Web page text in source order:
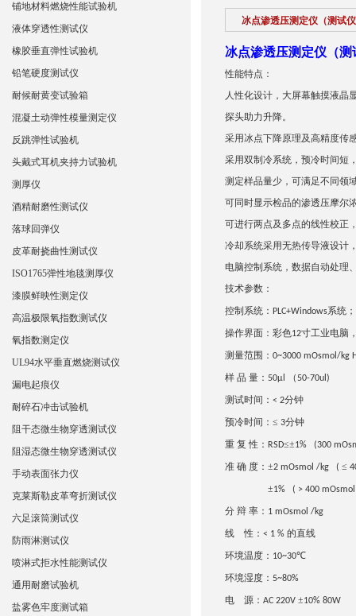
冰点渗透压测定仪（测试
冰点渗透压测定仪（测
性能特点：
人性化设计，大屏幕触摸液晶
探头助力升降。
采用冰点下降原理及高精度传
采用双制冷系统，预冷时间短
测定样品量少，可满足不同领
可同时显示检品的渗透压摩尔
可进行两点及多点的线性校正
冷却系统采用无热传导液设计
电脑控制 系统，数据自动处理
技术参数：
控制系统： PLC+Windows系统；
操作界面：彩色12寸工业电脑
测量范围： 0~3000 mOsmol/kg
样 品 量： 50µl （50-70ul)
测试时间： < 2分钟
预冷时间：≤ 3分钟
重 复 性： RSD≤±1% (300
准 确 度：±2 mOsmol /kg ( ≤
±1% ( > 400
分 辩 率： 1 mOsmol /kg
线 性： < 1 % 的直线
环境温度： 10~30℃
环境湿度： 5~80%
电 源： AC 220V ±10% 80W
铺地材料燃烧性能试验机
液体穿透性测试仪
橡胶垂直弹性试验机
铅笔硬度测试仪
耐候耐黄变试验箱
混凝土动弹性模量测定仪
反跳弹性试验机
头戴式耳机夹持力试验机
测厚仪
酒精耐磨性测试仪
落球回弹仪
皮革耐挠曲性测试仪
ISO1765弹性地毯测厚仪
漆膜鲜映性测定仪
高温极限氧指数测试仪
氧指数测定仪
UL94水平垂直燃烧测试仪
漏电起痕仪
耐碎石冲击试验机
阻干态微生物穿透测试仪
阻湿态微生物穿透测试仪
手动表面张力仪
克莱斯勒皮革弯折测试仪
六足滚筒测试仪
防雨淋测试仪
喷淋式拒水性能测试仪
通用耐磨试验机
盐雾色牢度测试箱